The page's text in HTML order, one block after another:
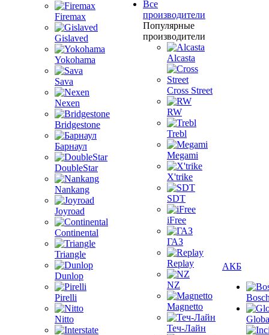
Firemax
Gislaved
Yokohama
Sava
Nexen
Bridgestone
Барнаул
DoubleStar
Nankang
Joyroad
Continental
Triangle
Dunlop
Pirelli
Nitto
Все
производители
Популярные
производители
Alcasta
Cross Street
RW
Trebl
Megami
X'trike
SDT
iFree
ГАЗ
Replay
NZ
Magnetto
Теч-Лайн
АКБ